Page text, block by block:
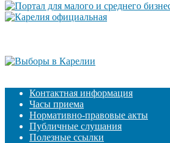
Контактная информация
Часы приема
Нормативно-правовые акты
Публичные слушания
Полезные ссылки